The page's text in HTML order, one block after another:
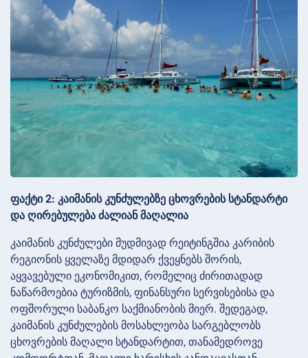
ფაქტი 2: კაიმანის კუნძულებზე ცხოვრების სტანდარტი
და ღირებულება ძალიან მაღალია
კაიმანის კუნძულები მუდმივად რეიტინგშია კარიბის
რეგიონის ყველაზე მდიდარ ქვეყნებს შორის,
აყვავებული ეკონომიკით, რომელიც ძირითადად
ნაწარმოებია ტურიზმის, ფინანსური სერვისებისა და
ოფშორული საბანკო საქმიანობის მიერ. შედეგად,
კაიმანის კუნძულების მოსახლეობა სარგებლობს
ცხოვრების მაღალი სტანდარტით, თანამედროვე